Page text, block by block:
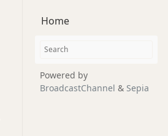
Home
Powered by
BroadcastChannel & Sepia